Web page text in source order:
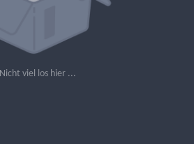
Nicht viel los hier ...